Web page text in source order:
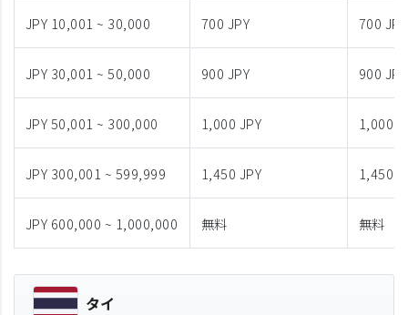
JPY 10,001 ~ 30,000 700 JPY 700 JPY
JPY 30,001 ~ 50,000 900 JPY 900 JPY
JPY 50,001 ~ 300,000 1,000 JPY 1,000
JPY 300,001 ~ 599,999 1,450 JPY 1,450
JPY 600,000 ~ 1,000,000 無料 無料
タイ